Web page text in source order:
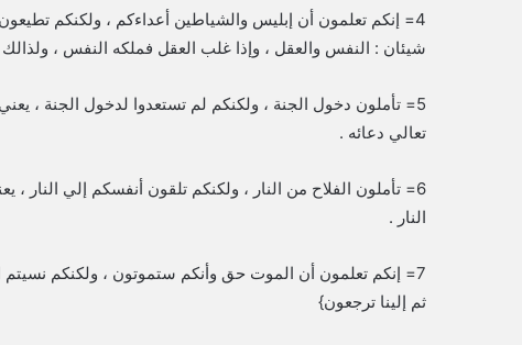
4= إنكم تعلمون أن إبليس والشياطين أعداءكم ، ولكنكم
شيئان : النفس والعقل ، وإذا غلب العقل فملكه النفس ، ولذالك
5= تأملون دخول الجنة ، ولكنكم لم تستعدوا لدخول الجنة ، يعني
تعالي دعائه .
6= تأملون الفلاح من النار ، ولكنكم تلقون أنفسكم إلي النار
النار .
7= إنكم تعلمون أن الموت حق وأنكم ستموتون ، ولكنكم
ثم إلينا ترجعون}